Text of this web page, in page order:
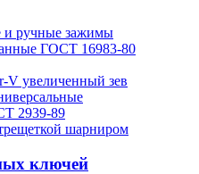
и ручные зажимы
ГОСТ 16983-80
V увеличенный зев
2939-89
шарниром
ключей